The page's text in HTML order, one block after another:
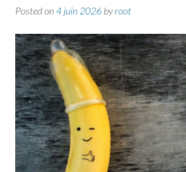
Posted on4 juin 2026 byroot